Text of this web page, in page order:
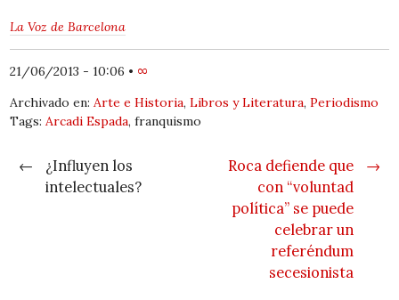
La Voz de Barcelona
21/06/2013 - 10:06 • ∞
Archivado en:Arte e Historia,Libros y Literatura,Periodismo
Tags:Arcadi Espada, franquismo
Post navigation
←
¿Influyen los
intelectuales?
→
Roca defiende que
con “voluntad
política” se puede
celebrar un
referéndum
secesionista